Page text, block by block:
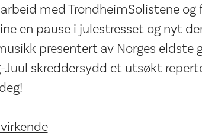
med TrondheimSolistene
en pause i julestresset og nyt
presentert av Norges eldste
Juul skreddersydd et utsøkt